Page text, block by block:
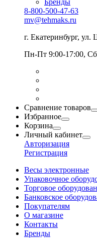
Бренды
8-800-500-47-63
mv@tehmaks.ru
г. Екатеринбург, ул.
Пн-Пт 9:00-17:00,
Сравнение товаров
Избранное
Корзина
Личный кабинет
Авторизация
Регистрация
Весы электронные
Упаковочное
Торговое
Банковское
Покупателям
О магазине
Контакты
Бренды